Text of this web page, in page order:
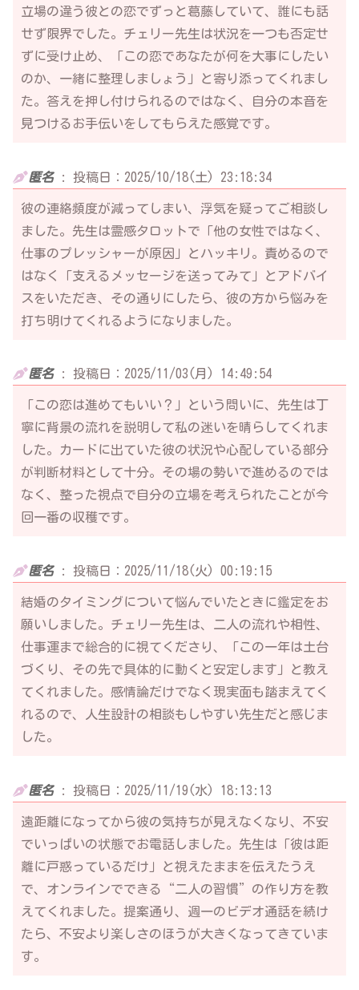
立場の違う彼との恋でずっと葛藤していて、誰にも話
せず限界でした。チェリー先生は状況を一つも否定せ
ずに受け止め、「この恋であなたが何を大事にしたい
のか、一緒に整理しましょう」と寄り添ってくれまし
た。答えを押し付けられるのではなく、自分の本音を
見つけるお手伝いをしてもらえた感覚です。
匿名: 投稿日：2025/10/18(土) 23:18:34
彼の連絡頻度が減ってしまい、浮気を疑ってご相談し
ました。先生は霊感タロットで「他の女性ではなく、
仕事のプレッシャーが原因」とハッキリ。責めるので
はなく「支えるメッセージを送ってみて」とアドバイ
スをいただき、その通りにしたら、彼の方から悩みを
打ち明けてくれるようになりました。
匿名: 投稿日：2025/11/03(月) 14:49:54
「この恋は進めてもいい？」という問いに、先生は丁
寧に背景の流れを説明して私の迷いを晴らしてくれま
した。カードに出ていた彼の状況や心配している部分
が判断材料として十分。その場の勢いで進めるのでは
なく、整った視点で自分の立場を考えられたことが今
回一番の収穫です。
匿名: 投稿日：2025/11/18(火) 00:19:15
結婚のタイミングについて悩んでいたときに鑑定をお
願いしました。チェリー先生は、二人の流れや相性、
仕事運まで総合的に視てくださり、「この一年は土台
づくり、その先で具体的に動くと安定します」と教え
てくれました。感情論だけでなく現実面も踏まえてく
れるので、人生設計の相談もしやすい先生だと感じま
した。
匿名: 投稿日：2025/11/19(水) 18:13:13
遠距離になってから彼の気持ちが見えなくなり、不安
でいっぱいの状態でお電話しました。先生は「彼は距
離に戸惑っているだけ」と視えたままを伝えたうえ
で、オンラインでできる“二人の習慣”の作り方を教
えてくれました。提案通り、週一のビデオ通話を続け
たら、不安より楽しさのほうが大きくなってきていま
す。